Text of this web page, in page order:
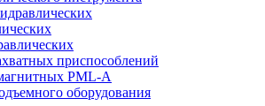
приспособлений
PML-A
оборудования